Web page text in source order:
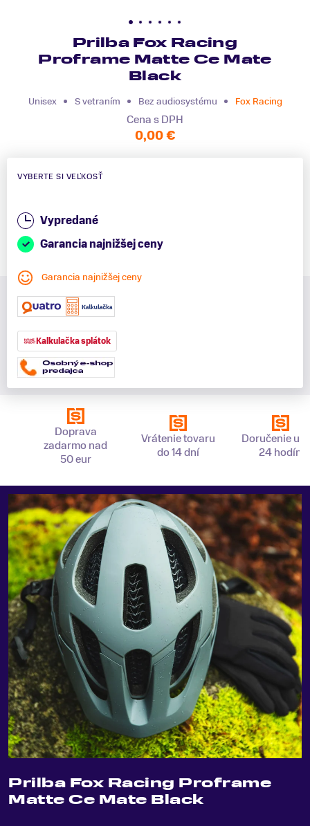
Prilba Fox Racing
Proframe Matte Ce Mate
Black
Unisex S vetraním Bez audiosystému Fox Racing
Cena s DPH
0,00 €
VYBERTE SI VEĽKOSŤ
Vypredané
Garancia najnižšej ceny
Garancia najnižšej ceny
Kalkulačka splátok
Doprava
zadarmo nad
50 eur
Vrátenie tovaru
do 14 dní
Doručenie už
24 hodín
Prilba Fox Racing Proframe
Matte Ce Mate Black